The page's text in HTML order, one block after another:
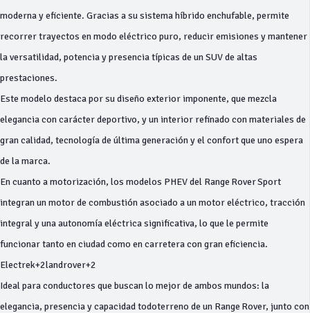
moderna y eficiente. Gracias a su sistema híbrido enchufable, permite
recorrer trayectos en modo eléctrico puro, reducir emisiones y mantener
la versatilidad, potencia y presencia típicas de un SUV de altas
prestaciones.
Este modelo destaca por su diseño exterior imponente, que mezcla
elegancia con carácter deportivo, y un interior refinado con materiales de
gran calidad, tecnología de última generación y el confort que uno espera
de la marca.
En cuanto a motorización, los modelos PHEV del Range Rover Sport
integran un motor de combustión asociado a un motor eléctrico, tracción
integral y una autonomía eléctrica significativa, lo que le permite
funcionar tanto en ciudad como en carretera con gran eficiencia.
Electrek+2landrover+2
Ideal para conductores que buscan lo mejor de ambos mundos: la
elegancia, presencia y capacidad todoterreno de un Range Rover, junto con